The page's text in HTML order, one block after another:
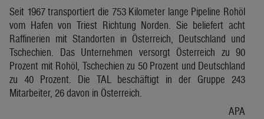
Seit 1967 transportiert die 753 Kilometer lange Pipeline Rohöl
vom Hafen von Triest Richtung Norden. Sie beliefert acht
Raffinerien mit Standorten in Österreich, Deutschland und
Tschechien. Das Unternehmen versorgt Österreich zu 90
Prozent mit Rohöl, Tschechien zu 50 Prozent und Deutschland
zu 40 Prozent. Die TAL beschäftigt in der Gruppe 243
Mitarbeiter, 26 davon in Österreich.
APA